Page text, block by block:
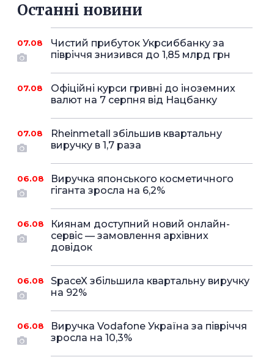
Останнi новини
07.08
Чистий прибуток Укрсиббанку за
півріччя знизився до 1,85 млрд грн
07.08
Офіційні курси гривні до іноземних
валют на 7 серпня від Нацбанку
07.08
Rheinmetall збільшив квартальну
виручку в 1,7 раза
06.08
Виручка японського косметичного
гіганта зросла на 6,2%
06.08
Киянам доступний новий онлайн-
сервіс — замовлення архівних
довідок
06.08
SpaceX збільшила квартальну виручку
на 92%
06.08
Виручка Vodafone Україна за півріччя
зросла на 10,3%